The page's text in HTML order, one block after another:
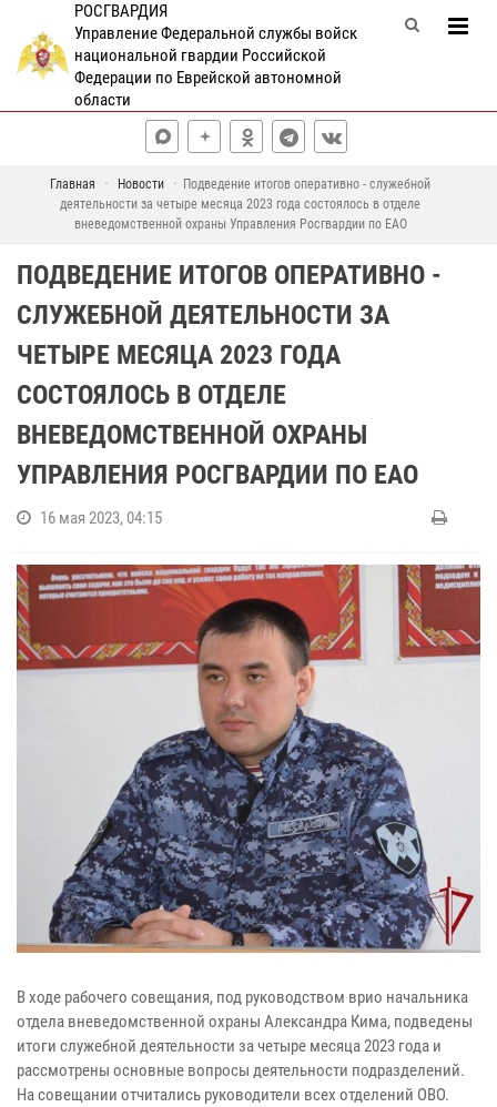
РОСГВАРДИЯ
Управление Федеральной службы войск
национальной гвардии Российской
Федерации по Еврейской автономной
области
Главная Новости
Подведение итогов оперативно - служебной
деятельности за четыре месяца 2023 года состоялось в отделе
вневедомственной охраны Управления Росгвардии по ЕАО
ПОДВЕДЕНИЕ ИТОГОВ ОПЕРАТИВНО -
СЛУЖЕБНОЙ ДЕЯТЕЛЬНОСТИ ЗА
ЧЕТЫРЕ МЕСЯЦА 2023 ГОДА
СОСТОЯЛОСЬ В ОТДЕЛЕ
ВНЕВЕДОМСТВЕННОЙ ОХРАНЫ
УПРАВЛЕНИЯ РОСГВАРДИИ ПО ЕАО
16 мая 2023, 04:15
В ходе рабочего совещания, под руководством врио начальника
отдела вневедомственной охраны Александра Кима, подведены
итоги служебной деятельности за четыре месяца 2023 года и
рассмотрены основные вопросы деятельности подразделений.
На совещании отчитались руководители всех отделений ОВО.